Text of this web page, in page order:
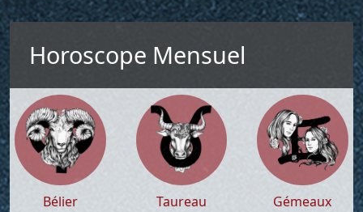
Horoscope Mensuel
Bélier Taureau Gémeaux